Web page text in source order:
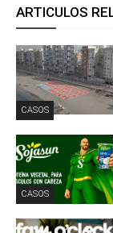
ARTICULOS
CASOS
CASOS